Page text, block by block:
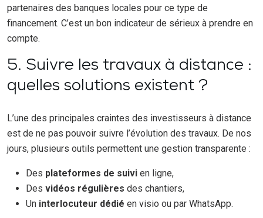
partenaires des banques locales pour ce type de
financement. C’est un bon indicateur de sérieux à prendre en
compte.
5. Suivre les travaux à distance :
quelles solutions existent ?
L’une des principales craintes des investisseurs à distance
est de ne pas pouvoir suivre l’évolution des travaux. De nos
jours, plusieurs outils permettent une gestion transparente :
Des plateformes de suivi en ligne,
Des vidéos régulières des chantiers,
Un interlocuteur dédié en visio ou par WhatsApp.